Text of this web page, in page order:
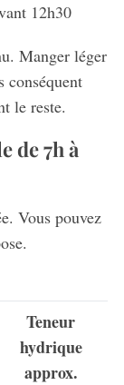
12h30
Manger léger
conséquent
le reste.
de 7h à
Vous pouvez
Teneur
hydrique
approx.